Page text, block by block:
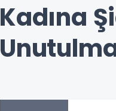
Kadına